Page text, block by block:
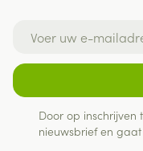
Door op inschrijven
nieuwsbrief en